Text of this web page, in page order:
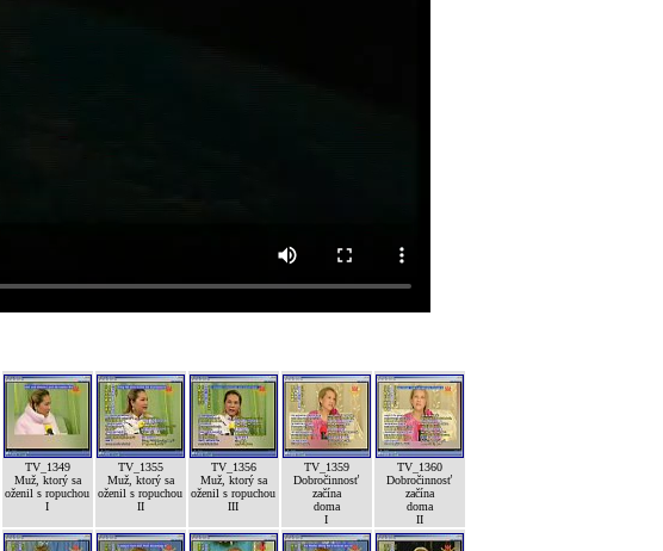
TV_1349
Muž, ktorý sa
oženil s ropuchou
I
TV_1355
Muž, ktorý sa
oženil s ropuchou
II
TV_1356
Muž, ktorý sa
oženil s ropuchou
III
TV_1359
Dobročinnosť
začína
doma
I
TV_1360
Dobročinnosť
začína
doma
II